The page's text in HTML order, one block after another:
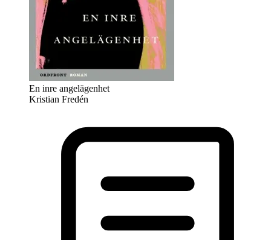
En inre angelägenhet
Kristian Fredén